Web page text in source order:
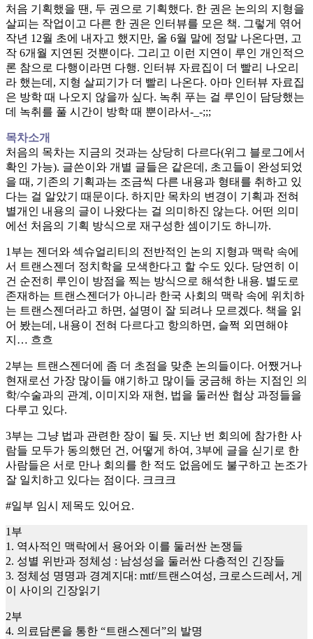
처음 기획했을 땐, 두 권으로 기획했다. 한 권은 논의의 지형을
살피는 작업이고 다른 한 권은 인터뷰를 모은 책. 그렇게 엮어
작년 12월 초에 내자고 했지만, 올 6월 말에 정말 나온다면, 고
작 6개월 지연된 것뿐이다. 그리고 이런 지연이 루인 개인적으
론 참으로 다행이라면 다행. 인터뷰 자료집이 더 빨리 나오리
라 했는데, 지형 살피기가 더 빨리 나온다. 아마 인터뷰 자료집
은 방학 때 나오지 않을까 싶다. 녹취 푸는 걸 루인이 담당했는
데 녹취를 풀 시간이 방학 때 뿐이라서-_-;;;
목차소개
처음의 목차는 지금의 것과는 상당히 다르다(위그 블로그에서
확인 가능). 글쓴이와 개별 글들은 같은데, 초고들이 완성되었
을 때, 기존의 기획과는 조금씩 다른 내용과 형태를 취하고 있
다는 걸 알았기 때문이다. 하지만 목차의 변경이 기획과 전혀
별개인 내용의 글이 나왔다는 걸 의미하진 않는다. 어떤 의미
에선 처음의 기획 방식으로 재구성한 셈이기도 하니까.
1부는 젠더와 섹슈얼리티의 전반적인 논의 지형과 맥락 속에
서 트랜스젠더 정치학을 모색한다고 할 수도 있다. 당연히 이
건 순전히 루인이 방점을 찍는 방식으로 해석한 내용. 별도로
존재하는 트랜스젠더가 아니라 한국 사회의 맥락 속에 위치하
는 트랜스젠더라고 하면, 설명이 잘 되려나 모르겠다. 책을 읽
어 봤는데, 내용이 전혀 다르다고 항의하면, 슬쩍 외면해야
지… 흐흐
2부는 트랜스젠더에 좀 더 초점을 맞춘 논의들이다. 어쨌거나
현재로선 가장 많이들 얘기하고 많이들 궁금해 하는 지점인 의
학/수술과의 관계, 이미지와 재현, 법을 둘러싼 협상 과정들을
다루고 있다.
3부는 그냥 법과 관련한 장이 될 듯. 지난 번 회의에 참가한 사
람들 모두가 동의했던 건, 어떻게 하여, 3부에 글을 싣기로 한
사람들은 서로 만나 회의를 한 적도 없음에도 불구하고 논조가
잘 일치하고 있다는 점이다. 크크크
#일부 임시 제목도 있어요.
1부
1. 역사적인 맥락에서 용어와 이를 둘러싼 논쟁들
2. 성별 위반과 정체성 : 남성성을 둘러싼 다층적인 긴장들
3. 정체성 명명과 경계지대: mtf/트랜스여성, 크로스드레서, 게
이 사이의 긴장읽기
2부
4. 의료담론을 통한 “트랜스젠더”의 발명